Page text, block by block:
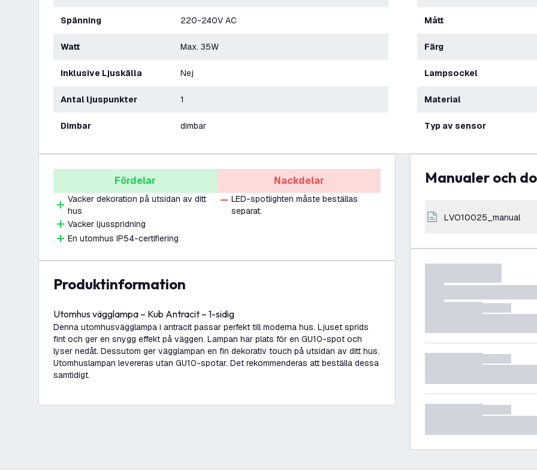
Spänning 220-240V AC
Watt Max. 35W
Inklusive Ljuskälla Nej
Antal ljuspunkter 1
Dimbar dimbar
Mått
Färg
Lampsockel
Material
Typ av sensor
Fördelar
Vacker dekoration på utsidan av ditt
hus
Vacker ljusspridning
En utomhus IP54-certifiering
Nackdelar
LED-spotlighten måste beställas
separat.
produktinformation
Utomhus vägglampa – Kub Antracit – 1-sidig
Denna utomhusvägglampa i antracit passar perfekt till moderna hus. Ljuset sprids
fint och ger en snygg effekt på väggen. Lampan har plats för en GU10-spot och
lyser nedåt. Dessutom ger vägglampan en fin dekorativ touch på utsidan av ditt hus.
Utomhuslampan levereras utan GU10-spotar. Det rekommenderas att beställa dessa
samtidigt.
Manualer och
LVO10025_manual